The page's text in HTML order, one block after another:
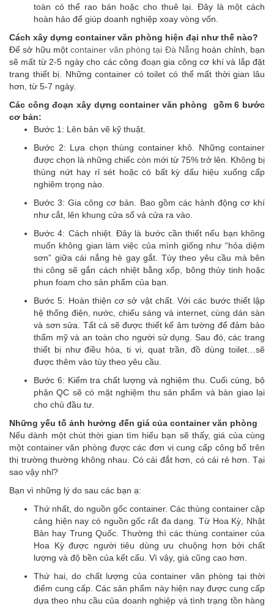
toàn có thể rao bán hoặc cho thuê lại. Đây là một cách
hoàn hảo để giúp doanh nghiệp xoay vòng vốn.
Cách xây dựng container văn phòng hiện đại như thế nào?
Để sở hữu mộtcontainer văn phòng tại Đà Nẵng hoàn chỉnh, bạn
sẽ mất từ 2-5 ngày cho các công đoạn gia công cơ khí và lắp đặt
trang thiết bị. Những container có toilet có thể mất thời gian lâu
hơn, từ 5-7 ngày.
Các công đoạn xây dựng container văn phòng gồm 6 bước
cơ bản:
Bước 1: Lên bản vẽ kỹ thuật.
Bước 2: Lựa chọn thùng container khô. Những container
được chọn là những chiếc còn mới từ 75% trở lên. Không bị
thủng nứt hay rỉ sét hoặc có bất kỳ dấu hiệu xuống cấp
nghiêm trọng nào.
Bước 3: Gia công cơ bản. Bao gồm các hành động cơ khí
như cắt, lên khung cửa sổ và cửa ra vào.
Bước 4: Cách nhiệt. Đây là bước cần thiết nếu bạn không
muốn không gian làm việc của mình giống như “hỏa diệm
sơn” giữa cái nắng hè gay gắt. Tùy theo yêu cầu mà bên
thi công sẽ gắn cách nhiệt bằng xốp, bông thủy tinh hoặc
phun foam cho sản phẩm của bạn.
Bước 5: Hoàn thiện cơ sở vật chất. Với các bước thiết lập
hệ thống điện, nước, chiếu sáng và internet, cùng dán sàn
và sơn sửa. Tất cả sẽ được thiết kế âm tường để đảm bảo
thẩm mỹ và an toàn cho người sử dụng. Sau đó, các trang
thiết bị như điều hòa, ti vi, quạt trần, đồ dùng toilet…sẽ
được thêm vào tùy theo yêu cầu.
Bước 6: Kiểm tra chất lượng và nghiệm thu. Cuối cùng, bộ
phận QC sẽ có mặt nghiệm thu sản phẩm và bàn giao lại
cho chủ đầu tư.
Những yếu tố ảnh hưởng đến giá của container văn phòng
Nếu dành một chút thời gian tìm hiểu bạn sẽ thấy, giá của cùng
một container văn phòng được các đơn vị cung cấp công bố trên
thị trường thường không nhau. Có cái đắt hơn, có cái rẻ hơn. Tại
sao vậy nhỉ?
Bạn vì những lý do sau các bạn ạ:
Thứ nhất, do nguồn gốc container. Các thùng container cập
cảng hiện nay có nguồn gốc rất đa dạng. Từ Hoa Kỳ, Nhật
Bản hay Trung Quốc. Thường thì các thùng container của
Hoa Kỳ được người tiêu dùng ưu chuộng hơn bởi chất
lượng và độ bền của kết cấu. Vì vậy, giá cũng cao hơn.
Thứ hai, do chất lượng của container văn phòng tại thời
điểm cung cấp. Các sản phẩm này hiện nay được cung cấp
dựa theo nhu cầu của doanh nghiệp và tình trạng tồn hàng